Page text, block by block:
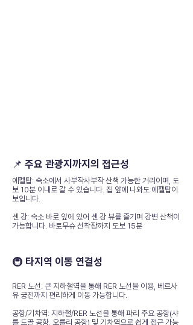
📌 주요 관광지까지의 접근성
에펠탑: 숙소에서 사부작사부작 산책 가능한 거리이며, 도
보 10분 이내로 갈 수 있습니다. 집 앞에 나와도 에펠탑이
보입니다.
센 강: 숙소 바로 앞에 있어 센 강 뷰를 즐기며 강변 산책이
가능합니다. 바토무슈 선착장까지 도보 15분
🚇 타지역 이동 연결성
RER 노선: 큰 지하철역을 통해 RER 노선을 이용, 베르사
유 궁전까지 편리하게 이동 가능합니다.
공항/기차역: 지하철/RER 노선을 통해 파리 주요 공항(샤
를 드골 공항, 오를리 공항) 및 기차역으로 쉽게 접근 가능